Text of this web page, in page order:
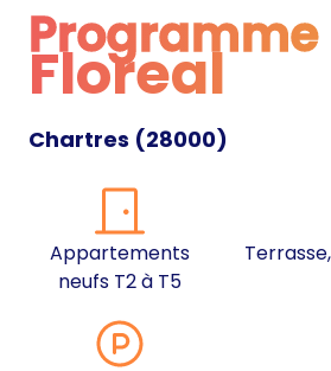
Programme
Floreal
Chartres (28000)
Appartements
neufs T2 à T5